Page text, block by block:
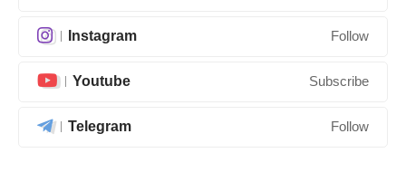
Instagram Follow
Youtube Subscribe
Telegram Follow